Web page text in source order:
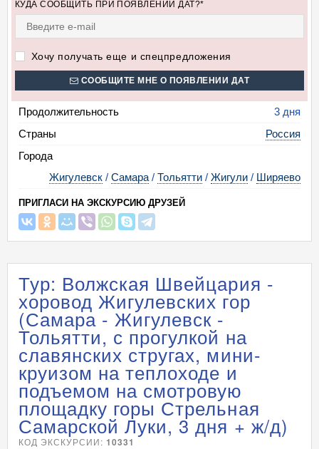
КУДА СООБЩИТЬ ПРИ ПОЯВЛЕНИИ ДАТ?*
Хочу получать еще и спецпредложения
СООБЩИТЕ МНЕ О ПОЯВЛЕНИИ ДАТ
Продолжительность
3 дня
Страны
Россия
Города
Жигулевск / Самара / Тольятти / Жигули / Ширяево
ПРИГЛАСИ НА ЭКСКУРСИЮ ДРУЗЕЙ
Тур: Волжская Швейцария -
хоровод Жигулевских гор
(Самара - Жигулевск -
Тольятти, с прогулкой на
славянских стругах, мини-
круизом на теплоходе и
подъемом на смотровую
площадку горы Стрельная
Самарской Луки, 3 дня + ж/д)
КОД ЭКСКУРСИИ: 10331